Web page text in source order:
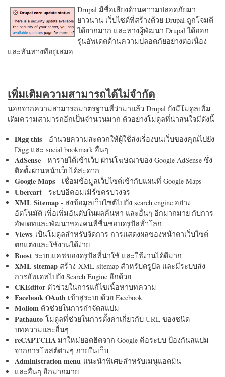
Drupal มีชื่อเสียงด้านความปลอดภัยมา
ยาวนาน เว็บไซต์ที่สร้างด้วย Drupal ถูกโจมตี
ได้ยากมาก และทางผู้พัฒนา Drupal ได้ออก
รุ่นอัพเดตด้านความปลอดภัยอย่างต่อเนื่อง
และทันท่วงทีอยู่เสมอ
เพิ่มเติมความสามารถได้ไม่จำกัด
นอกจากความสามารถมาตรฐานที่ว่ามาแล้ว Drupal ยังมีโมดูลเพิ่ม
เติมความสามารถอีกเป็นจำนวนมาก ตัวอย่างโมดูลที่น่าสนใจมีดังนี้
Digg this - อำนวยความสะดวกให้ผู้ใช้ส่งเรื่องบนเว็บของคุณไปยัง
Digg และ social bookmark อื่นๆ
AdSense - หารายได้เข้าเว็บ ผ่านโฆษณาของ Google AdSense ซึ่ง
ติดตั้งผ่านหน้าเว็บได้สะดวก
Google Maps - เชื่อมข้อมูลเว็บไซต์เข้ากับแผนที่ Google Maps
Ubercart - ระบบอีคอมเมิร์ซครบวงจร
XML Sitemap - ส่งข้อมูลเว็บไซต์ไปยัง search engine อย่าง
อัตโนมัติ เพื่อเพิ่มอันดับในผลค้นหา และอื่นๆ อีกมากมาย กับการ
อัพเดทและพัฒนาของคนที่ชื่นชอบดรูปัลทั่วโลก
Views เป็นโมดูลสำหรับจัดการ การแสดงผลของหน้าตาเว็บไซต์
ตกแต่งและใช้งานได้ง่าย
Boost ระบบแคชของดรูปัลที่น่าใช้ และใช้งานได้ดีมาก
XML sitemap สร้าง XML sitemap สำหรับดรูปัล และมีระบบส่ง
การอัพเดทไปยัง Search Engine อีกด้วย
CKEditorตัวช่วยในการแก้ไขเนื้อหาบทความ
Facebook OAuth เข้าสู่ระบบด้วย Facebook
Mollom ตัวช่วยในการกำจัดสแปม
Pathauto โมดูลที่ช่วยในการตั้งค่าเกี่ยวกับ URL ของชนิด
บทความและอื่นๆ
reCAPTCHA มาใหม่ยอดฮิตจาก Google คือระบบ ป้องกันสแปม
จากการโพสต์ต่างๆ ภายในเว็บ
Administration menu แนะนำพิเศษสำหรับเมนูแอดมิน
และอื่นๆ อีกมากมาย